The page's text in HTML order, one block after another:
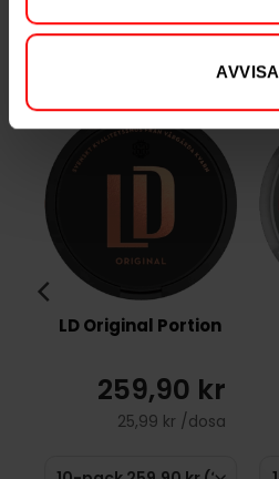
AVVISA
RELATERADE PRODUKTER
LD Original Portion
259,90 kr
25,99 kr /dosa